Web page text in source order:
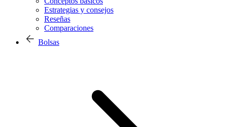
Estrategias y consejos
Reseñas
Comparaciones
Bolsas